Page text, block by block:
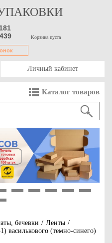
Корзина пуста
Личный кабинет
Каталог товаров
бечевки / Ленты /
василькового (темно-синего)